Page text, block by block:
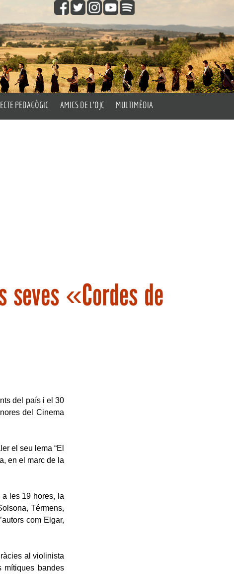
PEDAGÒGIC AMICS DE L’OJC MULTIMÈDIA
seves «Cordes de
del país i el 30
del Cinema
el seu lema “El
en el marc de la
a les 19 hores, la
Térmens,
com Elgar,
al violinista
mítiques bandes